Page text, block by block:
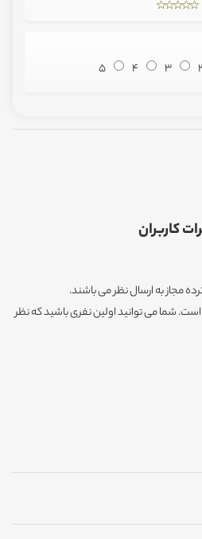
2
3
4
5
کاربران
مجاز به ارسال نظر می باشند.
شما می توانید اولین نفری باشید که نظر